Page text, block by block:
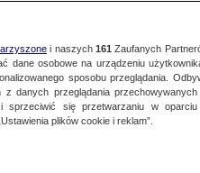
FAKTY
i naszych 161 Zaufanych
dane osobowe na urządzeniu
sposobu przeglądania.
danych przeglądania
sprzeciwić się przetwarzaniu w
plików cookie i reklam”.